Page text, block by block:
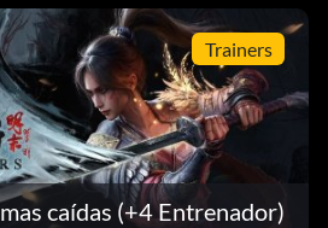
Trainers
caídas (+4 Entrenador)